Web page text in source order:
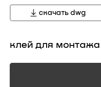
скачать dwg
клей для монтажа